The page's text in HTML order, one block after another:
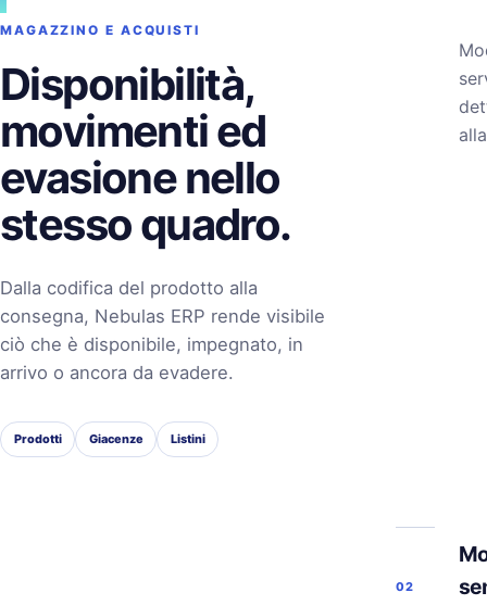
MAGAZZINO E ACQUISTI
Disponibilità,
movimenti ed
evasione nello
stesso quadro.
Dalla codifica del prodotto alla
consegna, Nebulas ERP rende visibile
ciò che è disponibile, impegnato, in
arrivo o ancora da evadere.
Prodotti Giacenze Listini
02